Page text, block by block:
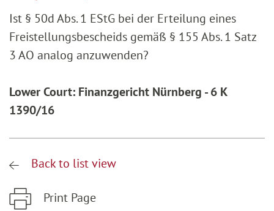
Ist § 50d Abs. 1 EStG bei der Erteilung eines
Freistellungsbescheids gemäß § 155 Abs. 1 Satz
3 AO analog anzuwenden?
Lower Court: Finanzgericht Nürnberg - 6 K
1390/16
Back to list view
Print Page